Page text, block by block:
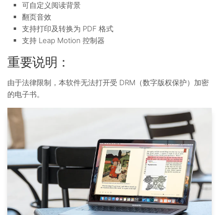
可自定义阅读背景
翻页音效
支持打印及转换为 PDF 格式
支持 Leap Motion 控制器
重要说明：
由于法律限制，本软件无法打开受 DRM（数字版权保护）加密
的电子书。